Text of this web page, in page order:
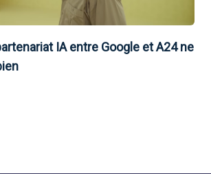
IA entre Google et A24 ne